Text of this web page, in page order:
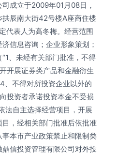
成立于2009年01月08日，
辰南大街42号楼A座商住楼
代表人为高冬梅。经营范围
信息咨询；企业形象策划；
、未经有关部门批准，不得
开展证券类产品和金融衍生
、不得对所投资企业以外的
投资者承诺投资本金不受损
法自主选择经营项目，开展
，经相关部门批准后依批准
本市产业政策禁止和限制类
信投资管理有限公司对外投